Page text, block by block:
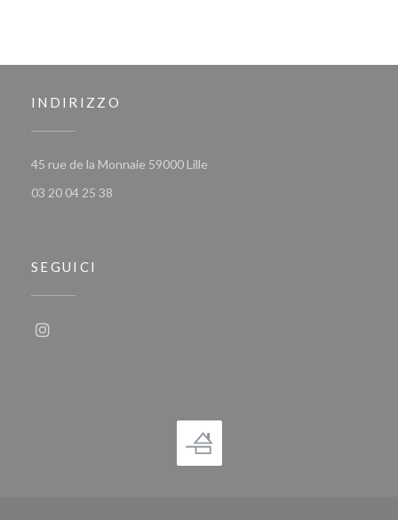
INDIRIZZO
45 rue de la Monnaie 59000 Lille
03 20 04 25 38
SEGUICI